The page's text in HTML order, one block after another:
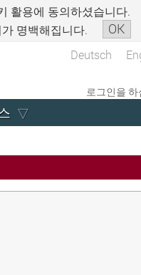
활용에 동의하셨습니다.
명백해집니다.
OK
Deutsch
로그인을 하